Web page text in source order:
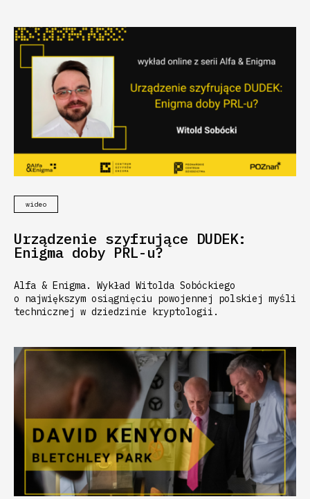
wideo
Urządzenie szyfrujące DUDEK:
Enigma doby PRL-u?
Alfa & Enigma. Wykład Witolda Sobóckiego
o największym osiągnięciu powojennej polskiej myśli
technicznej w dziedzinie kryptologii.